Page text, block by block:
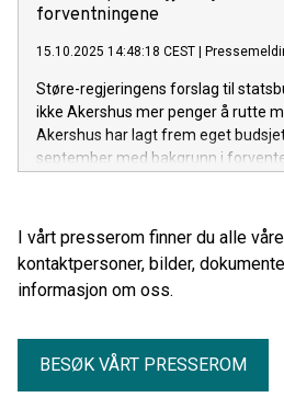
forventningene
15.10.2025 14:48:18 CEST
Støre-regjeringens forslag til
ikke Akershus mer penger å rutte
Akershus har lagt frem eget
september med bakgrunn i
I vårt presserom finner du alle
kontaktpersoner, bilder,
informasjon om oss.
BESØK VÅRT PRESSEROM